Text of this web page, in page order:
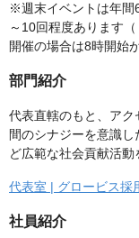
※週末イベントは年間
～10回程度あります
開催の場合は8時開始
部門紹介
代表直轄のもと、ア
間のシナジーを意識
ど広範な社会貢献活動
代表室 | グロービス採
社員紹介